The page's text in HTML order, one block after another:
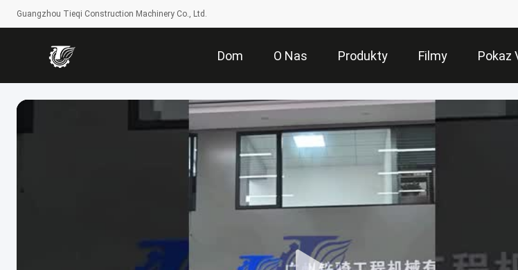
Guangzhou Tieqi Construction Machinery Co., Ltd.
Dom O Nas Produkty Filmy Pokaz